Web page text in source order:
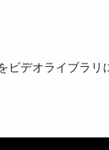
デオライブラリ